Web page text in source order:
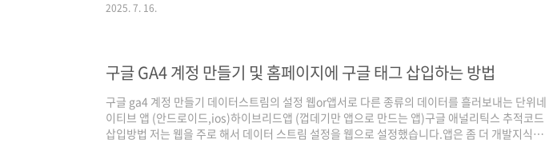
주면 됩니다.메타 광고는 페이스북과 인스타그램에 노출되는 광고를 뜻합니다. 통합되어 있습니
2025. 7. 16.
구글 GA4 계정 만들기 및 홈페이지에 구글 태그 삽입하는 방법
구글 ga4 계정 만들기 데이터스트림의 설정 웹or앱서로 다른 종류의 데이터를 흘러보내는 단위네
이티브 앱 (안드로이드,ios)하이브리드앱 (껍데기만 앱으로 만드는 앱)구글 애널리틱스 추적코드
삽입방법 저는 웹을 주로 해서 데이터 스트림 설정을 웹으로 설정했습니다.앱은 좀 더 개발지식이